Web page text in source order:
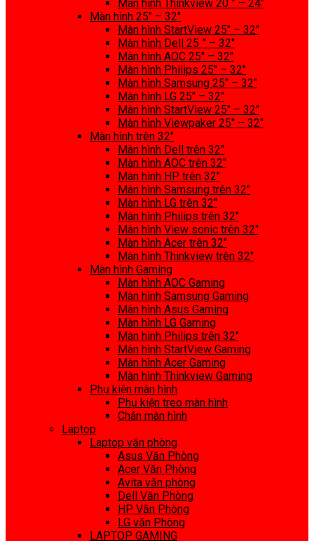
Màn hình Thinkview 20 ” – 24″
Màn hình 25″ – 32″
Màn hình StartView 25″ – 32″
Màn hình Dell 25 ” – 32″
Màn hình AOC 25″ – 32″
Màn hình Philips 25″ – 32″
Màn hình Samsung 25″ – 32″
Màn hình LG 25″ – 32″
Màn hình StartView 25″ – 32″
Màn hình Viewpaker 25″ – 32″
Màn hình trên 32″
Màn hình Dell trên 32″
Màn hình AOC trên 32″
Màn hình HP trên 32″
Màn hình Samsung trên 32″
Màn hình LG trên 32″
Màn hình Philips trên 32″
Màn hình View sonic trên 32″
Màn hình Acer trên 32″
Màn hình Thinkview trên 32″
Màn hình Gaming
Màn hình AOC Gaming
Màn hình Samsung Gaming
Màn hình Asus Gaming
Màn hình LG Gaming
Màn hình Philips trên 32″
Màn hình StartView Gaming
Màn hình Acer Gaming
Màn hình Thinkview Gaming
Phụ kiện màn hình
Phụ kiện treo màn hình
Chân màn hình
Laptop
Laptop văn phòng
Asus Văn Phòng
Acer Văn Phòng
Avita văn phòng
Dell Văn Phòng
HP Văn Phòng
LG văn Phòng
LAPTOP GAMING